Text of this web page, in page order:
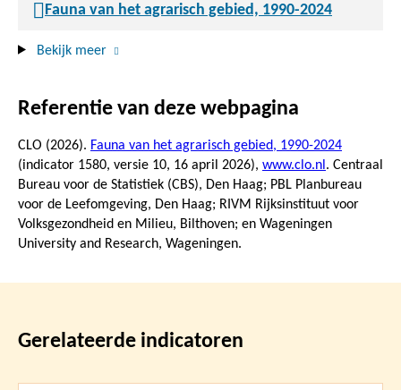
Fauna van het agrarisch gebied, 1990-2024
Bekijk meer
Referentie van deze webpagina
CLO (2026). Fauna van het agrarisch gebied, 1990-2024
(indicator 1580, versie 10, 16 april 2026), www.clo.nl . Centraal
Bureau voor de Statistiek (CBS), Den Haag; PBL Planbureau
voor de Leefomgeving, Den Haag; RIVM Rijksinstituut voor
Volksgezondheid en Milieu, Bilthoven; en Wageningen
University and Research, Wageningen.
Gerelateerde indicatoren